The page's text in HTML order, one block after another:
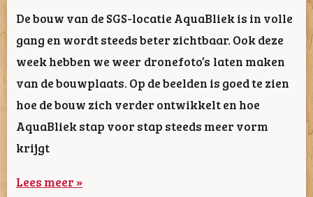
De bouw van de SGS-locatie AquaBliek is in volle
gang en wordt steeds beter zichtbaar. Ook deze
week hebben we weer dronefoto’s laten maken
van de bouwplaats. Op de beelden is goed te zien
hoe de bouw zich verder ontwikkelt en hoe
AquaBliek stap voor stap steeds meer vorm
krijgt
Lees meer »